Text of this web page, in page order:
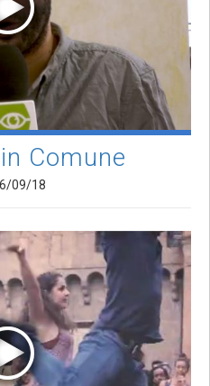
Comune
09/18